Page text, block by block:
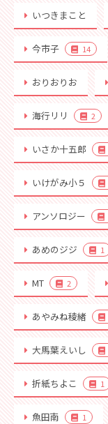
いつきまこと
今市子 14
おりおりお
海行リリ 2
いさか十五郎
いけがみ小５
アンソロジー
あめのジジ 1
MT 2
あやみね稜緒
大馬葉えいし
折紙ちよこ 1
魚田南 1